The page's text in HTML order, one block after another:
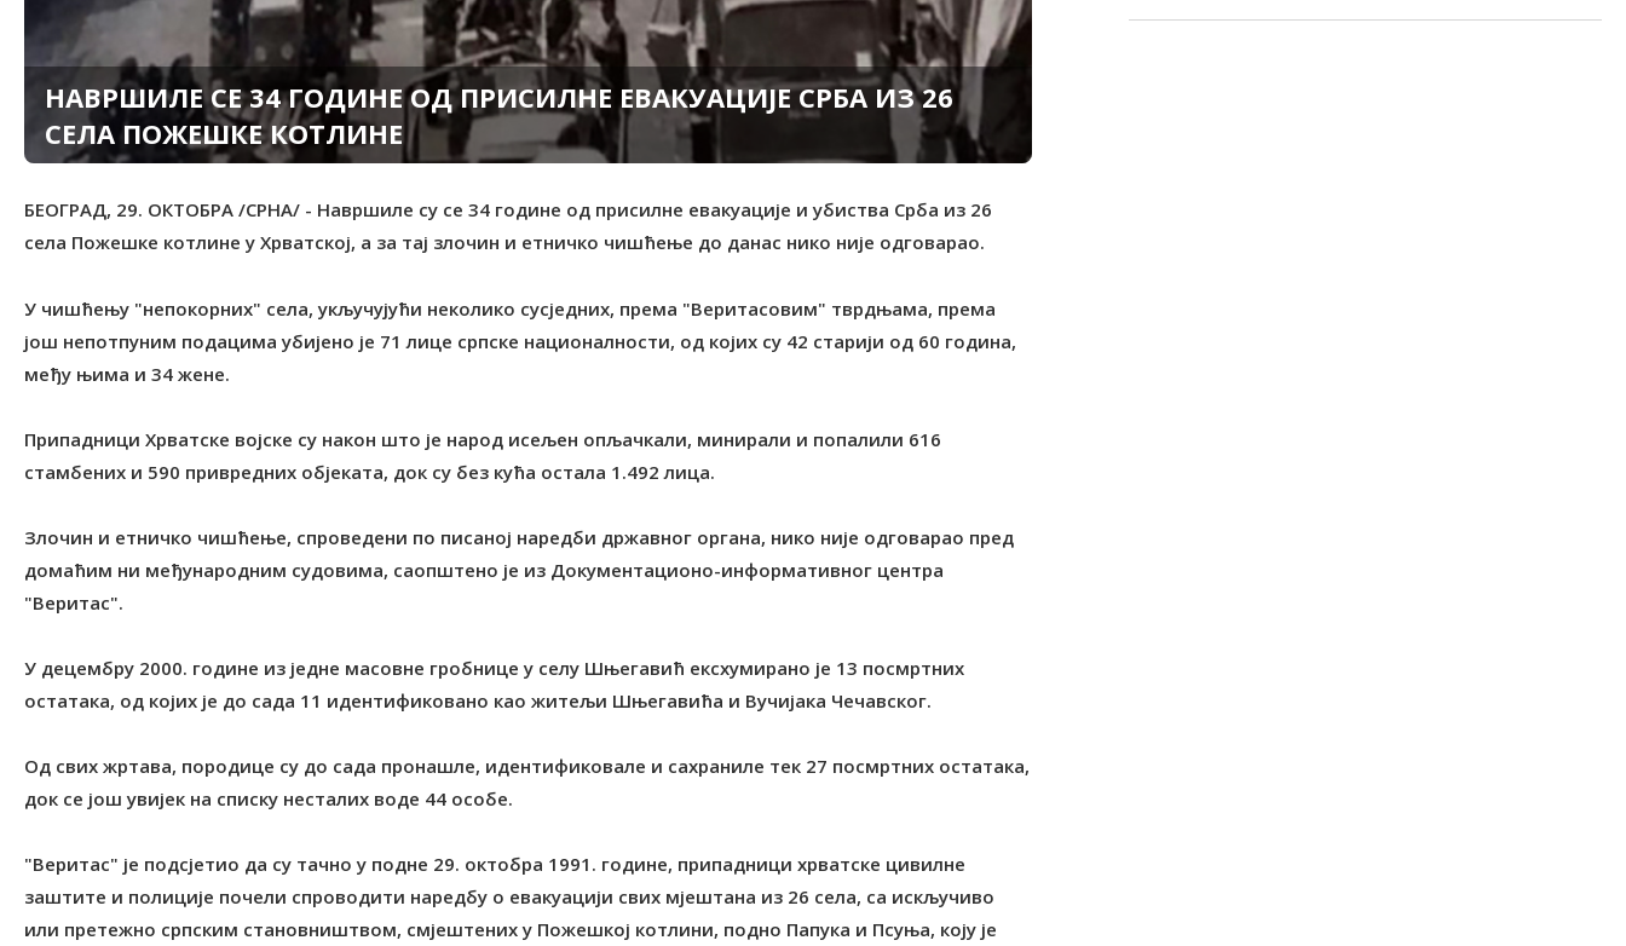
НАВРШИЛЕ СЕ 34 ГОДИНЕ ОД ПРИСИЛНЕ ЕВАКУАЦИЈЕ СРБА ИЗ 26
СЕЛА ПОЖЕШКЕ КОТЛИНЕ
БЕОГРАД, 29. ОКТОБРА /СРНА/ - Навршиле су се 34 године од присилне евакуације и убиства Срба из 26
села Пожешке котлине у Хрватској, а за тај злочин и етничко чишћење до данас нико није одговарао.
У чишћењу "непокорних" села, укључујући неколико сусједних, према "Веритасовим" тврдњама, према
још непотпуним подацима убијено је 71 лице српске националности, од којих су 42 старији од 60 година,
међу њима и 34 жене.
Припадници Хрватске војске су након што је народ исељен опљачкали, минирали и попалили 616
стамбених и 590 привредних објеката, док су без кућа остала 1.492 лица.
Злочин и етничко чишћење, спроведени по писаној наредби државног органа, нико није одговарао пред
домаћим ни међународним судовима, саопштено је из Документационо-информативног центра
"Веритас".
У децембру 2000. године из једне масовне гробнице у селу Шњегавић ексхумирано је 13 посмртних
остатака, од којих је до сада 11 идентификовано као житељи Шњегавића и Вучијака Чечавског.
Од свих жртава, породице су до сада пронашле, идентификовале и сахраниле тек 27 посмртних остатака,
док се још увијек на списку несталих воде 44 особе.
"Веритас" је подсјетио да су тачно у подне 29. октобра 1991. године, припадници хрватске цивилне
заштите и полиције почели спроводити наредбу о евакуацији свих мјештана из 26 села, са искључиво
или претежно српским становништвом, смјештених у Пожешкој котлини, подно Папука и Псуња, коју је